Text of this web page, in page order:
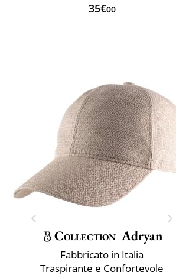
35€00
Collection Adryan
Fabbricato in Italia
Traspirante e Confortevole